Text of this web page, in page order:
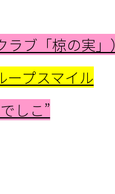
ブ「椋の実」）
ープスマイル
しこ”